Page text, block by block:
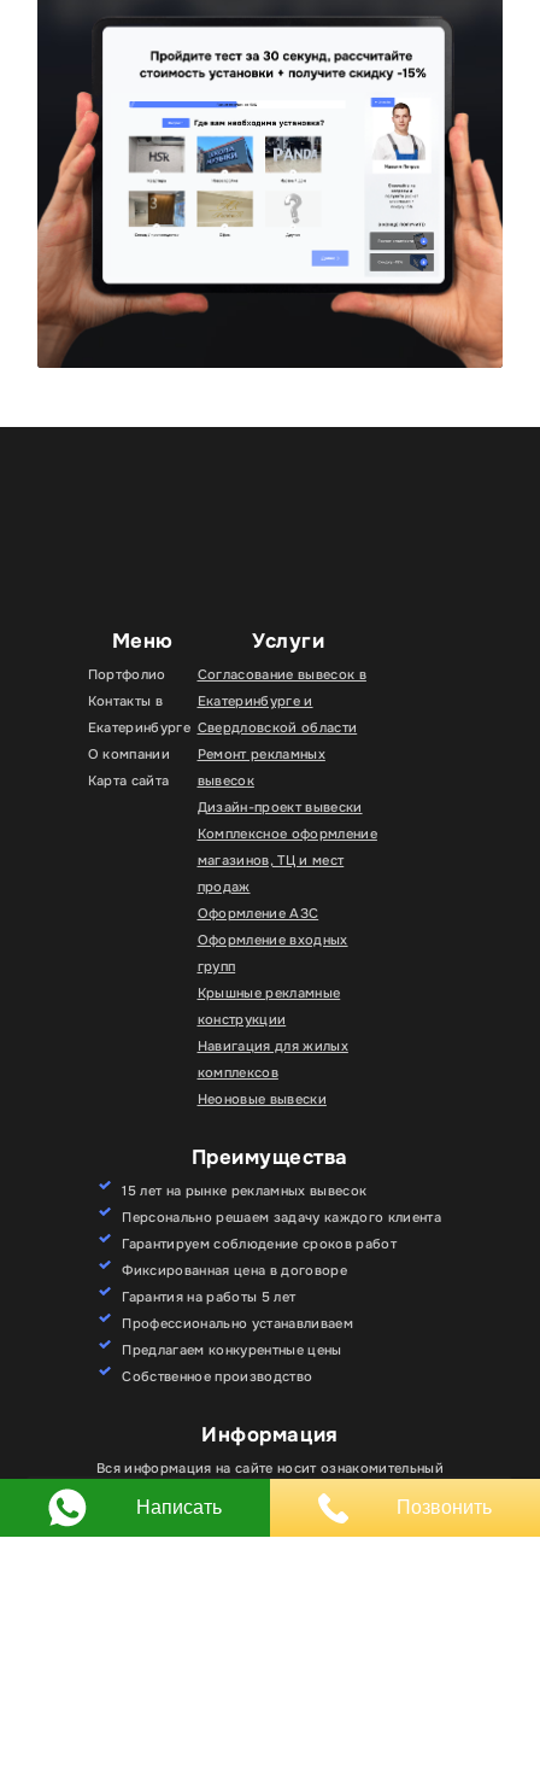
Меню
Портфолио
Контакты в
Екатеринбурге
О компании
Карта сайта
Услуги
Согласование вывесок в
Екатеринбурге и
Свердловской области
Ремонт рекламных
вывесок
Дизайн-проект вывески
Комплексное оформление
магазинов, ТЦ и мест
продаж
Оформление АЗС
Оформление входных
групп
Крышные рекламные
конструкции
Навигация для жилых
комплексов
Неоновые вывески
Преимущества
15 лет на рынке рекламных вывесок
Персонально решаем задачу каждого клиента
Гарантируем соблюдение сроков работ
Фиксированная цена в договоре
Гарантия на работы 5 лет
Профессионально устанавливаем
Предлагаем конкурентные цены
Собственное производство
Информация
Вся информация на сайте носит ознакомительный
характер и не является публичной офертой.
файлы cookie. Вы всегда можете отключить файлы
cookie в настройках браузера.
Написать Позвонить